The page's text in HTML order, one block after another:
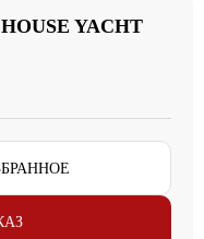
YACHT